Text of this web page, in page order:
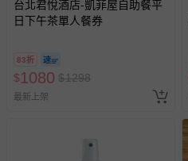
台北君悅酒店-凱菲屋自助餐平
日下午茶單人餐券
83折
$1080 $1298
最新上架